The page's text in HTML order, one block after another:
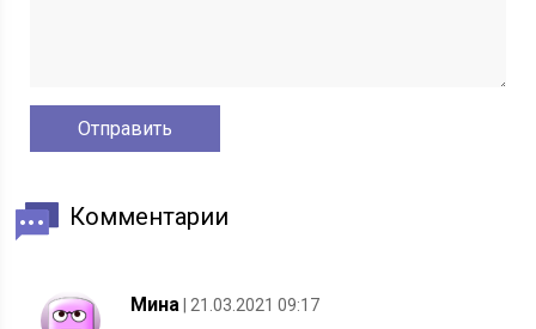
Комментарии
Мина | 21.03.2021 09:17